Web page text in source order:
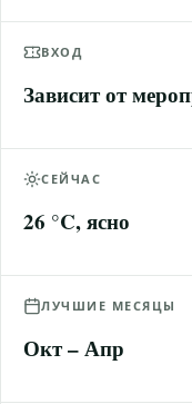
ВХОД
Зависит от
СЕЙЧАС
26 °C, ясно
ЛУЧШИЕ МЕСЯЦЫ
Окт – Апр